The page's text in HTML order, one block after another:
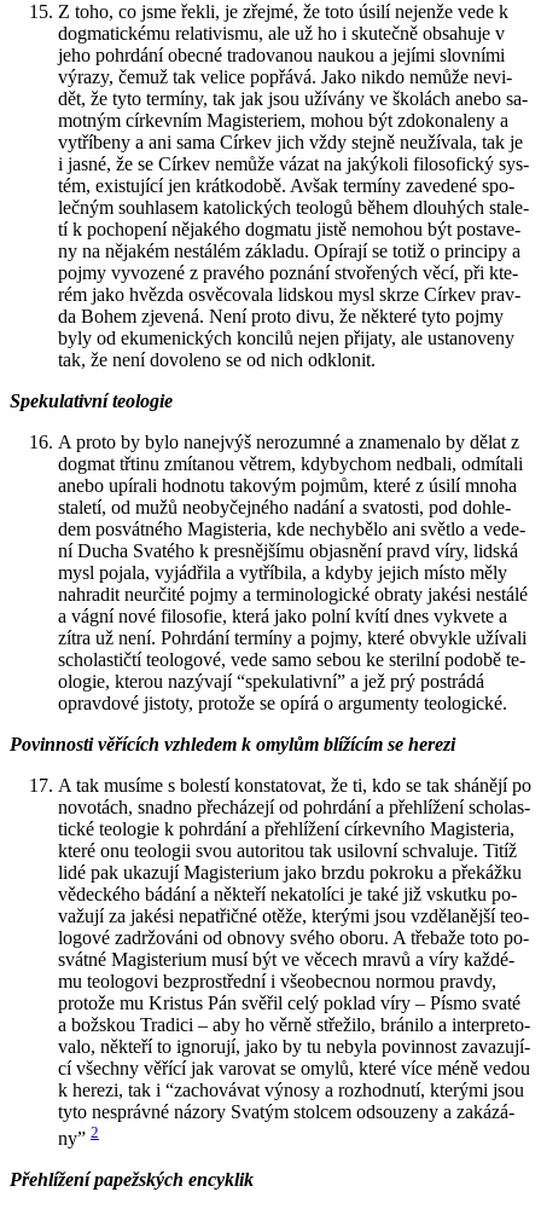
Z toho, co jsme řekli, je zřej­mé, že toto úsilí nejen­že vede k
dogma­tic­ké­mu re­la­ti­vis­mu, ale už ho i sku­teč­ně ob­sa­hu­je v
jeho po­hr­dá­ní obec­né tra­do­va­nou nau­kou a je­jí­mi slov­ní­mi
vý­ra­zy, čemuž tak ve­li­ce po­přá­vá. Jako nikdo ne­mů­že ne­vi­
dět, že tyto ter­mí­ny, tak jak jsou uží­vá­ny ve ško­lách anebo sa­
mot­ným cír­kev­ním Magis­te­ri­em, mohou být zdo­ko­na­le­ny a
vy­tří­be­ny a ani sama Cír­kev jich vždy stej­ně ne­u­ží­va­la, tak je
i jasné, že se Cír­kev ne­mů­že vázat na ja­ký­ko­li fi­lo­so­fic­ký sys­
tém, exis­tu­jí­cí jen krát­ko­do­bě. Avšak ter­mí­ny za­ve­de­né spo­
leč­ným sou­hla­sem ka­to­lic­kých te­o­lo­gů během dlou­hých sta­le­
tí k po­cho­pe­ní ně­ja­ké­ho dogma­tu jistě ne­mo­hou být po­sta­ve­
ny na ně­ja­kém ne­stá­lém zá­kla­du. Opí­ra­jí se totiž o prin­ci­py a
pojmy vy­vo­ze­né z pra­vé­ho po­zná­ní stvo­ře­ných věcí, při kte­
rém jako hvězda osvě­co­va­la lid­skou mysl skrze Cír­kev prav­
da Bohem zje­ve­ná. Není proto divu, že ně­kte­ré tyto pojmy
byly od eku­me­nic­kých kon­ci­lů nejen při­ja­ty, ale usta­no­ve­ny
tak, že není do­vo­le­no se od nich od­klo­nit.
Spe­ku­la­tiv­ní te­o­lo­gie
A proto by bylo na­nej­výš ne­ro­zum­né a zna­me­na­lo by dělat z
dogmat třti­nu zmí­ta­nou vě­trem, kdy­bychom ne­dba­li, od­mí­ta­li
anebo upí­ra­li hod­no­tu ta­ko­vým pojmům, které z úsilí mnoha
sta­le­tí, od mužů ne­o­by­čej­né­ho na­dá­ní a sva­tos­ti, pod do­hle­
dem po­svát­né­ho Magis­te­ria, kde ne­chy­bě­lo ani svět­lo a ve­de­
ní Ducha Sva­té­ho k pres­něj­ší­mu ob­jas­ně­ní pravd víry, lid­ská
mysl po­ja­la, vy­já­d­ři­la a vy­tří­bi­la, a kdyby je­jich místo měly
na­hra­dit ne­u­r­či­té pojmy a ter­mi­no­lo­gic­ké ob­ra­ty ja­kési ne­stá­lé
a vágní nové fi­lo­so­fie, která jako polní kvítí dnes vy­kve­te a
zítra už není. Po­hr­dá­ní ter­mí­ny a pojmy, které ob­vykle uží­va­li
scho­las­tič­tí te­o­lo­go­vé, vede samo sebou ke ste­ril­ní po­do­bě te­
o­lo­gie, kte­rou na­zý­va­jí “spe­ku­la­tiv­ní” a jež prý po­strá­dá
oprav­do­vé jis­to­ty, pro­to­že se opírá o ar­gu­men­ty te­o­lo­gic­ké.
Po­vin­nos­ti vě­ří­cích vzhle­dem k omy­lům blí­ží­cím se he­re­zi
A tak mu­sí­me s bo­les­tí kon­sta­to­vat, že ti, kdo se tak shá­ně­jí po
no­vo­tách, snad­no pře­chá­ze­jí od po­hr­dá­ní a pře­hlí­že­ní scho­las­
tic­ké te­o­lo­gie k po­hr­dá­ní a pře­hlí­že­ní cír­kev­ní­ho Magis­te­ria,
které onu te­o­lo­gii svou au­to­ri­tou tak usi­lov­ní schva­lu­je. Titíž
lidé pak uka­zu­jí Magis­te­ri­um jako brzdu po­kro­ku a pře­káž­ku
vě­dec­ké­ho bá­dá­ní a ně­kte­ří ne­ka­to­lí­ci je také již vskut­ku po­
va­žu­jí za ja­kési ne­pa­t­řič­né otěže, kte­rý­mi jsou vzdě­la­něj­ší te­o­
lo­go­vé za­dr­žo­vá­ni od ob­no­vy svého oboru. A tře­ba­že toto po­
svát­né Magis­te­ri­um musí být ve vě­cech mravů a víry kaž­dé­
mu te­o­lo­go­vi bez­pro­střed­ní i vše­o­bec­nou nor­mou prav­dy,
pro­to­že mu Kris­tus Pán svě­řil celý po­klad víry – Písmo svaté
a bož­skou Tra­di­ci – aby ho věrně stře­ži­lo, brá­ni­lo a in­ter­pre­to­
va­lo, ně­kte­ří to ig­no­ru­jí, jako by tu ne­by­la po­vin­nost za­va­zu­jí­
cí všech­ny vě­ří­cí jak va­ro­vat se omylů, které více méně vedou
k he­re­zi, tak i “za­cho­vá­vat vý­no­sy a roz­hod­nu­tí, kte­rý­mi jsou
tyto ne­správ­né ná­zo­ry Sva­tým stol­cem od­sou­ze­ny a za­ká­zá­
ny” 2
Pře­hlí­že­ní pa­pež­ských en­cyklik